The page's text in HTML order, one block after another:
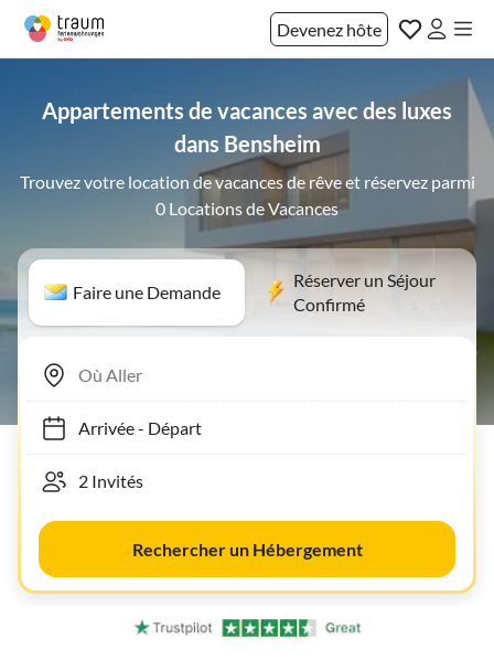
Devenez hôte
Appartements de vacances avec des luxes
dans Bensheim
Trouvez votre location de vacances de rêve et réservez parmi
0 Locations de Vacances
Faire une Demande
Réserver un Séjour
Confirmé
Arrivée- Départ
Rechercher un Hébergement